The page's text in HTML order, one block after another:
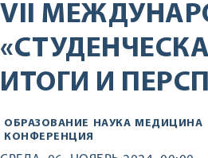
VII
ИТОГИ И
ОБРАЗОВАНИЕ НАУКА МЕДИЦИНА
КОНФЕРЕНЦИЯ